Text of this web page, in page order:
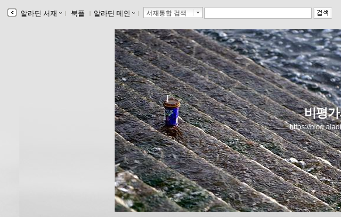
알라딘 서재 ｌ 북플 ｌ 알라딘 메인 ｌ 서재통합 검색
비평
https://